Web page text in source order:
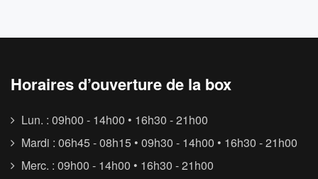
Horaires d’ouverture de la box
Lun. : 09h00 - 14h00 • 16h30 - 21h00
Mardi : 06h45 - 08h15 • 09h30 - 14h00 • 16h30 - 21h00
Merc. : 09h00 - 14h00 • 16h30 - 21h00